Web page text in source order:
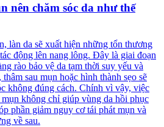
nên chăm sóc da như thế
làn da sẽ xuất hiện những tổn thương
động lên nang lông. Đây là giai đoạn
rào bảo vệ da tạm thời suy yếu và
sau mụn hoặc hình thành sẹo sẽ
không đúng cách. Chính vì vậy, việc
mụn không chỉ giúp vùng da hồi phục
phần giảm nguy cơ tái phát mụn và
về sau.